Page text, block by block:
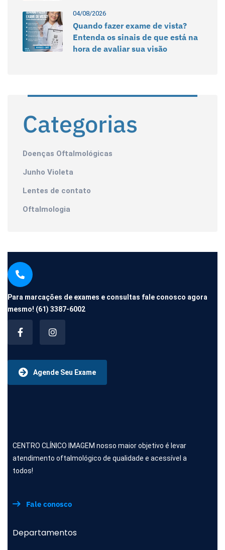
04/08/2026
Quando fazer exame de vista?
Entenda os sinais de que está na
hora de avaliar sua visão
Categorias
Doenças Oftalmológicas
Junho Violeta
Lentes de contato
Oftalmologia
Para marcações de exames e consultas fale conosco agora
mesmo! (61) 3387-6002
Agende Seu Exame
CENTRO CLÍNICO IMAGEM nosso maior objetivo é levar
atendimento oftalmológico de qualidade e acessível a
todos!
Fale conosco
Departamentos